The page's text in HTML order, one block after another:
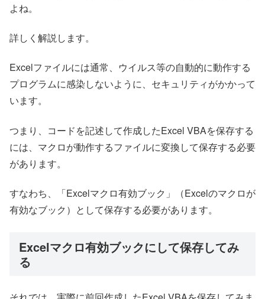
よね。
詳しく解説します。
Excelファイルには通常、ウイルス等の自動的に動作する
プログラムに感染しないように、セキュリティがかかって
います。
つまり、コードを記述して作成したExcel VBAを保存する
には、マクロが動作するファイルに変換して保存する必要
があります。
すなわち、「Excelマクロ有効ブック」（Excelのマクロが
有効なブック）として保存する必要があります。
Excelマクロ有効ブックにして保存してみ
る